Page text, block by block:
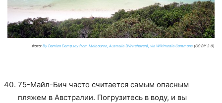
Фото: By Damien Dempsey from Melbourne, Australia (Whitehaven), via Wikimedia Commons (CC BY 2.0)
75-Майл-Бич часто считается самым опасным
пляжем в Австралии. Погрузитесь в воду, и вы